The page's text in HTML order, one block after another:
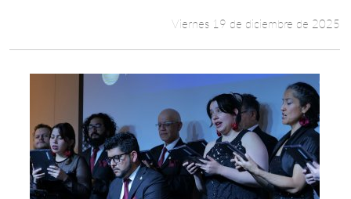
Viernes 19 de diciembre de 2025